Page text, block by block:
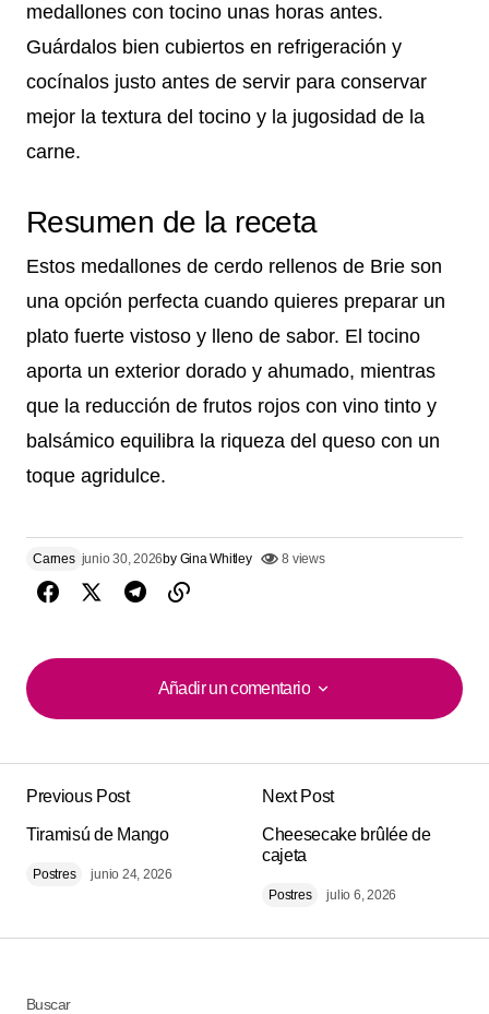
medallones con tocino unas horas antes.
Guárdalos bien cubiertos en refrigeración y
cocínalos justo antes de servir para conservar
mejor la textura del tocino y la jugosidad de la
carne.
Resumen de la receta
Estos medallones de cerdo rellenos de Brie son
una opción perfecta cuando quieres preparar un
plato fuerte vistoso y lleno de sabor. El tocino
aporta un exterior dorado y ahumado, mientras
que la reducción de frutos rojos con vino tinto y
balsámico equilibra la riqueza del queso con un
toque agridulce.
Carnes junio 30, 2026by Gina Whitley 8 views
Añadir un comentario
Añadir un comentario
publicada. Los campos obligatorios están
Previous Post
Tiramisú de Mango
Postres junio 24, 2026
Next Post
Cheesecake brûlée de
cajeta
Postres julio 6, 2026
Buscar